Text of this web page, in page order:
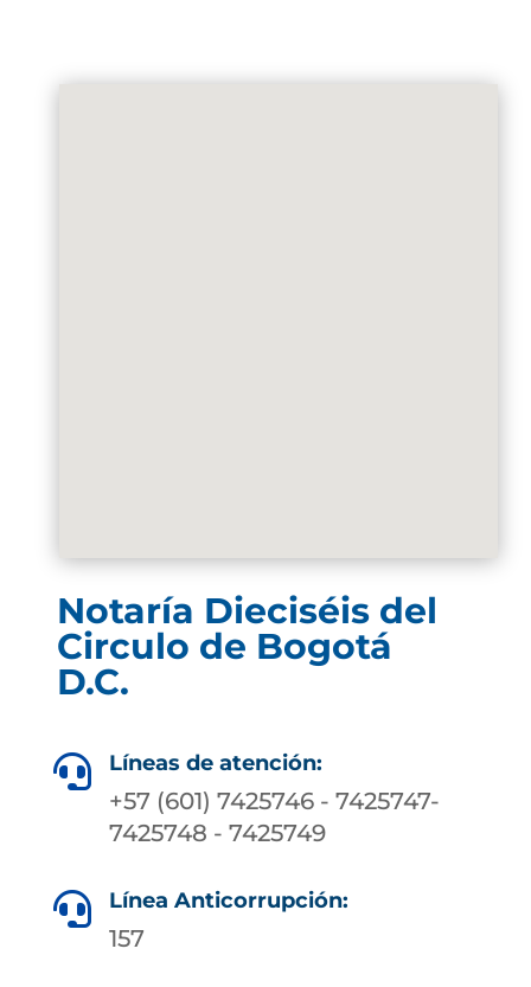
Notaría Dieciséis del
Circulo de Bogotá
D.C.
 Líneas de atención:
+57 (601) 7425746 - 7425747-
7425748 - 7425749
 Línea Anticorrupción:
157